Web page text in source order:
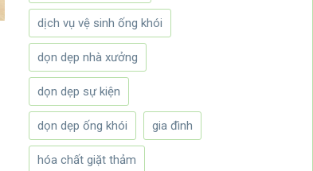
dịch vụ vệ sinh ống khói
dọn dẹp nhà xưởng
dọn dẹp sự kiện
dọn dẹp ống khói gia đình
hóa chất giặt thảm